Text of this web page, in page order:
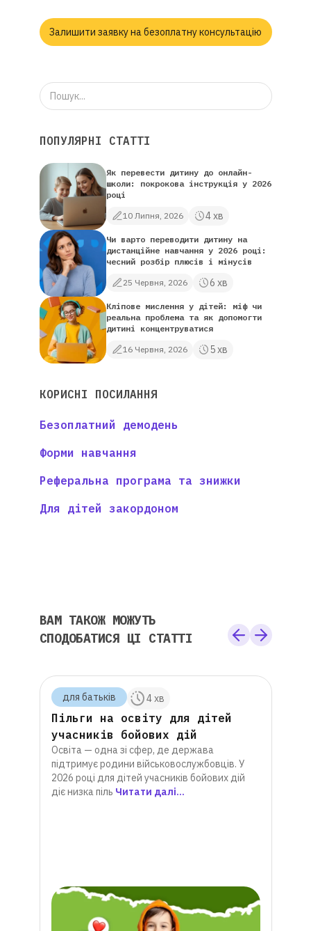
Залишити заявку на безоплатну консультацію
ПОПУЛЯРНІ СТАТТІ
Як перевести дитину до онлайн-
школи: покрокова інструкція у 2026
році
10 Липня, 2026
4 хв
Чи варто переводити дитину на
дистанційне навчання у 2026 році:
чесний розбір плюсів і мінусів
25 Червня, 2026
6 хв
Кліпове мислення у дітей: міф чи
реальна проблема та як допомогти
дитині концентруватися
16 Червня, 2026
5 хв
КОРИСНІ ПОСИЛАННЯ
Безоплатний демодень
Форми навчання
Реферальна програма та знижки
Для дітей закордоном
ВАМ ТАКОЖ МОЖУТЬ
СПОДОБАТИСЯ ЦІ СТАТТІ
для батькiв 4 хв
Пільги на освіту для дітей
учасників бойових дій
Освіта — одна зі сфер, де держава
підтримує родини військовослужбовців. У
2026 році для дітей учасників бойових дій
діє низка піль Читати далі...